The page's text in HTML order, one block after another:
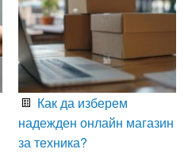
Как да изберем
надежден онлайн магазин
за техника?